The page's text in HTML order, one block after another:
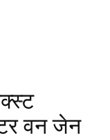
वन जेन